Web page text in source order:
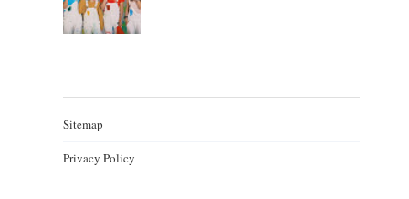
Sitemap
Privacy Policy